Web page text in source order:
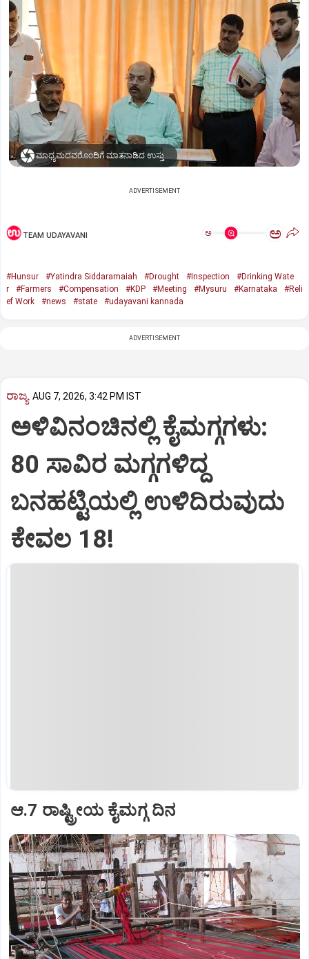
ಮಾಧ್ಯಮದವರೊಂದಿಗೆ ಮಾತನಾಡಿದ ಉಸ್ತುವಾರಿ ಸಚಿವ ಡಾ. ಯತೀಂದ್ರ ಸಿದ್ದರಾಮಯ್ಯ
ADVERTISEMENT
TEAM UDAYAVANI ಅ ಅ
#Hunsur #Yatindra Siddaramaiah #Drought #Inspection
#Drinking Wate
r
#Farmers #Compensation #KDP #Meeting #Mysuru #Karnataka
#Reli
ef Work
#news #state #udayavani kannada
ADVERTISEMENT
ರಾಜ್ಯ AUG 7, 2026, 3:42 PM IST
ಅಳಿವಿನಂಚಿನಲ್ಲಿ ಕೈಮಗ್ಗಗಳು:
80 ಸಾವಿರ ಮಗ್ಗಗಳಿದ್ದ
ಬನಹಟ್ಟಿಯಲ್ಲಿ ಉಳಿದಿರುವುದು
ಕೇವಲ 18!
ಆ.7 ರಾಷ್ಟ್ರೀಯ ಕೈಮಗ್ಗ ದಿನ